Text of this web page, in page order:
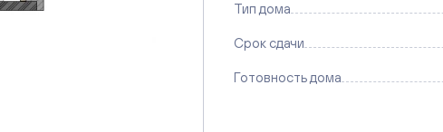
Тип дома
Срок сдачи
Готовность дома